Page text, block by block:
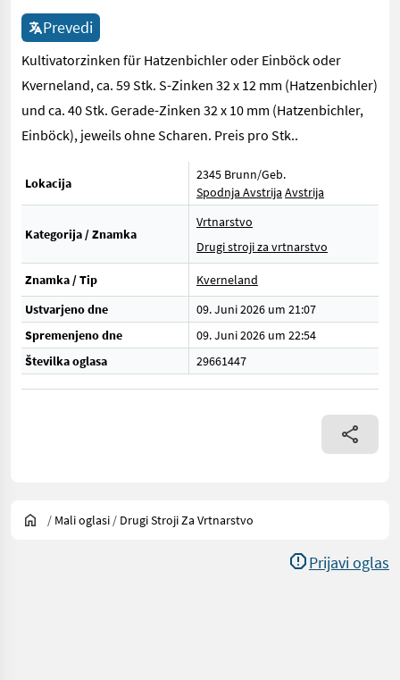
Prevedi
Kultivatorzinken für Hatzenbichler oder Einböck oder
Kverneland, ca. 59 Stk. S-Zinken 32 x 12 mm (Hatzenbichler)
und ca. 40 Stk. Gerade-Zinken 32 x 10 mm (Hatzenbichler,
Einböck), jeweils ohne Scharen. Preis pro Stk..
Lokacija
2345 Brunn/Geb.
Spodnja Avstrija Avstrija
Kategorija / Znamka
Vrtnarstvo
Drugi stroji za vrtnarstvo
Znamka / Tip
Kverneland
Ustvarjeno dne
09. Juni 2026 um 21:07
Spremenjeno dne
09. Juni 2026 um 22:54
Številka oglasa
29661447
/ Mali oglasi / Drugi Stroji Za Vrtnarstvo
Prijavi oglas